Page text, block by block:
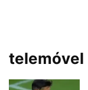
telemóvel